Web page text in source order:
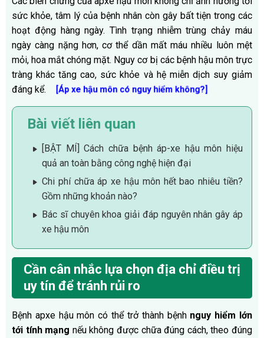
sức khỏe, tâm lý của bệnh nhân còn gây bất tiện trong các
hoạt động hàng ngày. Tình trạng nhiễm trùng chảy máu
ngày càng nặng hơn, cơ thể dần mất máu nhiều luôn mệt
mỏi, hoa mắt chóng mặt. Nguy cơ bị các bệnh hậu môn trực
tràng khác tăng cao, sức khỏe và hệ miễn dịch suy giảm
đáng kể.
[Áp xe hậu môn có nguy hiểm không?]
Bài viết liên quan
[BẬT MÍ] Cách chữa bệnh áp-xe hậu môn hiệu
quả an toàn bằng công nghệ hiện đại
Chi phí chữa áp xe hậu môn hết bao nhiêu tiền?
Gồm những khoản nào?
Bác sĩ chuyên khoa giải đáp nguyên nhân gây áp
xe hậu môn
Cần cân nhắc lựa chọn địa chỉ điều trị
uy tín để tránh rủi ro
Bệnh apxe hậu môn có thể trở thành bệnh nguy hiểm lớn
tới tính mạng nếu không được chữa đúng cách, theo đúng